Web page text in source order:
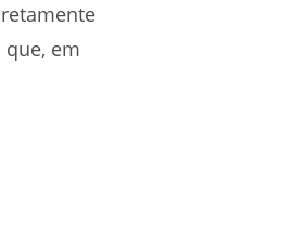
em